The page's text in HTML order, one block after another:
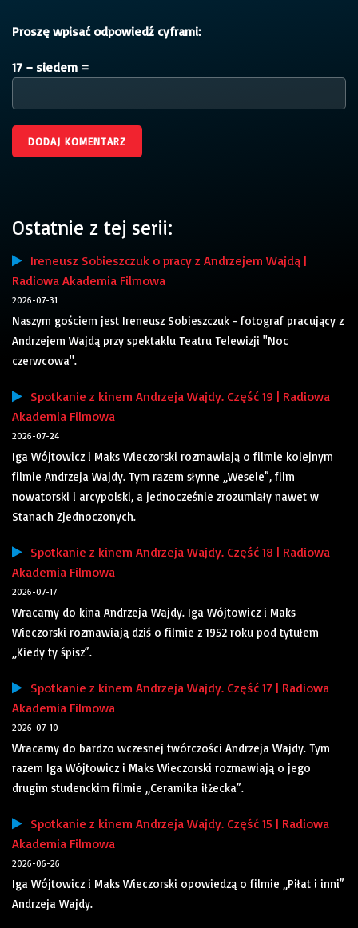
Proszę wpisać odpowiedź cyframi:
17 − siedem =
Ostatnie z tej serii:
Ireneusz Sobieszczuk o pracy z Andrzejem Wajdą |
Radiowa Akademia Filmowa
2026-07-31
Naszym gościem jest Ireneusz Sobieszczuk - fotograf pracujący z
Andrzejem Wajdą przy spektaklu Teatru Telewizji "Noc
czerwcowa".
Spotkanie z kinem Andrzeja Wajdy. Część 19 | Radiowa
Akademia Filmowa
2026-07-24
Iga Wójtowicz i Maks Wieczorski rozmawiają o filmie kolejnym
filmie Andrzeja Wajdy. Tym razem słynne „Wesele”, film
nowatorski i arcypolski, a jednocześnie zrozumiały nawet w
Stanach Zjednoczonych.
Spotkanie z kinem Andrzeja Wajdy. Część 18 | Radiowa
Akademia Filmowa
2026-07-17
Wracamy do kina Andrzeja Wajdy. Iga Wójtowicz i Maks
Wieczorski rozmawiają dziś o filmie z 1952 roku pod tytułem
„Kiedy ty śpisz”.
Spotkanie z kinem Andrzeja Wajdy. Część 17 | Radiowa
Akademia Filmowa
2026-07-10
Wracamy do bardzo wczesnej twórczości Andrzeja Wajdy. Tym
razem Iga Wójtowicz i Maks Wieczorski rozmawiają o jego
drugim studenckim filmie „Ceramika iłżecka”.
Spotkanie z kinem Andrzeja Wajdy. Część 15 | Radiowa
Akademia Filmowa
2026-06-26
Iga Wójtowicz i Maks Wieczorski opowiedzą o filmie „Piłat i inni”
Andrzeja Wajdy.